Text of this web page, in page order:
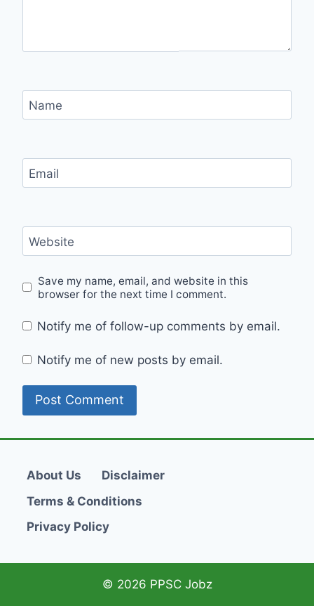
Name
Email
Website
Save my name, email, and website in this
browser for the next time I comment.
Notify me of follow-up comments by email.
Notify me of new posts by email.
About Us
Disclaimer
Terms & Conditions
Privacy Policy
© 2026 PPSC Jobz